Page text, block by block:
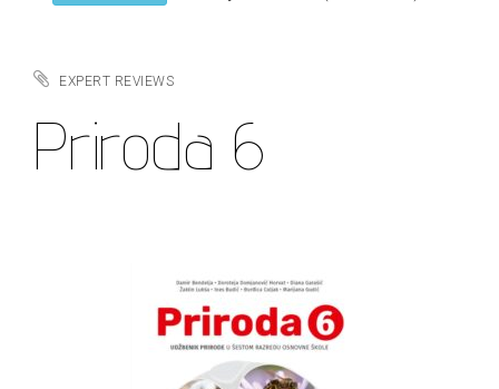
EXPERT REVIEWS
Priroda 6